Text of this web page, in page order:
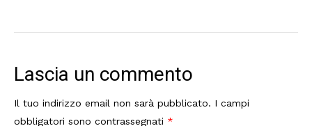
Lascia un commento
Il tuo indirizzo email non sarà pubblicato. I campi
obbligatori sono contrassegnati *